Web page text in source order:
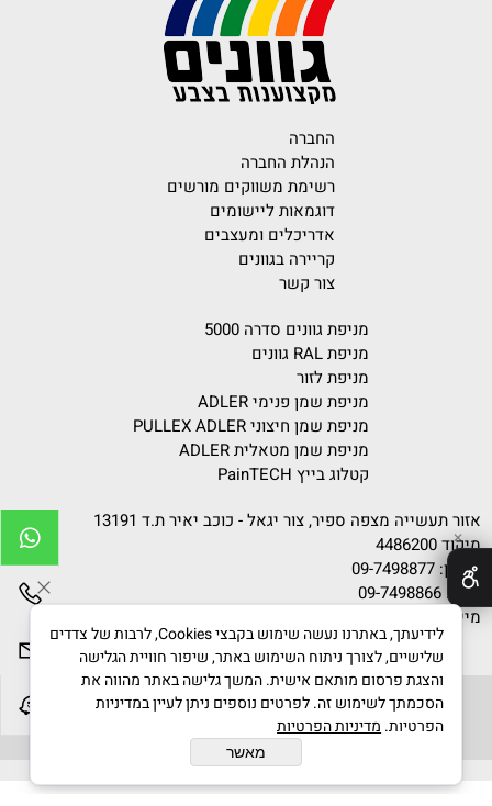
החברה
הנהלת החברה
רשימת משווקים מורשים
דוגמאות ליישומים
אדריכלים ומעצבים
קריירה בגוונים
צור קשר
מניפת גוונים סדרה 5000
מניפת RAL גוונים
מניפת לזור
מניפת שמן פנימי ADLER
מניפת שמן חיצוני PULLEX ADLER
מניפת שמן מטאלית ADLER
קטלוג בייץ PainTECH
אזור תעשייה מצפה ספיר, צור יגאל - כוכב יאיר ת.ד 13191
מיקוד 4486200
טלפון: 09-7498877
פקס: 09-7498866
מייל:
גוונים © 2020 All Rights Reserved
✕
לידיעתך, באתרנו נעשה שימוש בקבצי Cookies, לרבות של צדדים
שלישיים, לצורך ניתוח השימוש באתר, שיפור חוויית הגלישה
והצגת פרסום מותאם אישית. המשך גלישה באתר מהווה את
הסכמתך לשימוש זה. לפרטים נוספים ניתן לעיין במדיניות
הפרטיות. מדיניות הפרטיות
מאשר